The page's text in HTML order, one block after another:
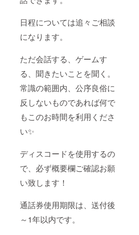
日程については追々ご相談
になります。
ただ会話する、ゲームす
る、聞きたいことを聞く。
常識の範囲内、公序良俗に
反しないものであれば何で
もこのお時間を利用くださ
い✨
ディスコードを使用するの
で、必ず概要欄ご確認お願
い致します！
通話券使用期限は、送付後
～1年以内です。